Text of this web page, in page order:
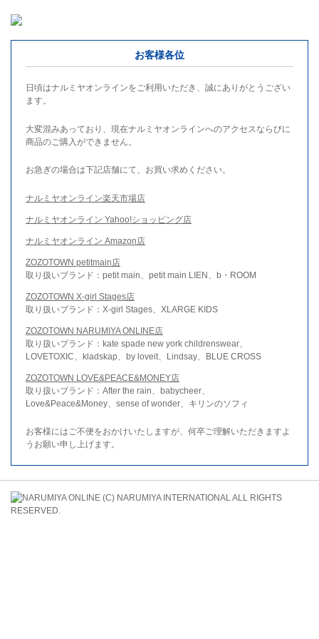
お客様各位
日頃はナルミヤオンラインをご利用いただき、誠にありがとうござい
ます。
大変混みあっており、現在ナルミヤオンラインへのアクセスならびに
商品のご購入ができません。
お急ぎの場合は下記店舗にて、お買い求めください。
ナルミヤオンライン楽天市場店
ナルミヤオンライン Yahoo!ショッピング店
ナルミヤオンライン Amazon店
ZOZOTOWN petitmain店
取り扱いブランド：petit main、petit main LIEN、b・ROOM
ZOZOTOWN X-girl Stages店
取り扱いブランド：X-girl Stages、XLARGE KIDS
ZOZOTOWN NARUMIYA ONLINE店
取り扱いブランド：kate spade new york childrenswear、
LOVETOXIC、kladskap、by loveit、Lindsay、BLUE CROSS
ZOZOTOWN LOVE&PEACE&MONEY店
取り扱いブランド：After the rain、babycheer、
Love&Peace&Money、sense of wonder、キリンのソフィ
お客様にはご不便をおかけいたしますが、何卒ご理解いただきますよ
うお願い申し上げます。